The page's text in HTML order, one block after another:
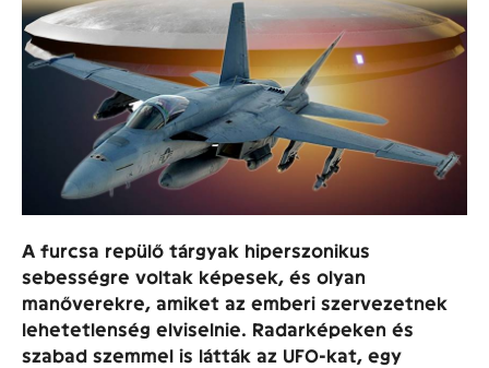
A furcsa repülő tárgyak hiperszonikus
sebességre voltak képesek, és olyan
manőverekre, amiket az emberi szervezetnek
lehetetlenség elviselnie. Radarképeken és
szabad szemmel is látták az UFO-kat, egy